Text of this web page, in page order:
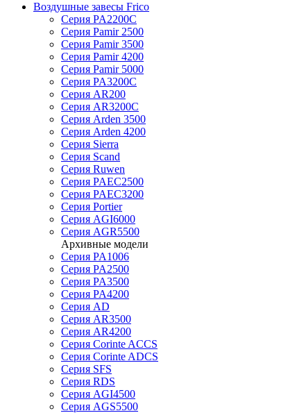
Воздушные завесы Frico
Серия PA2200C
Серия Pamir 2500
Серия Pamir 3500
Серия Pamir 4200
Серия Pamir 5000
Серия PA3200C
Серия AR200
Серия AR3200C
Серия Arden 3500
Серия Arden 4200
Серия Sierra
Серия Scand
Серия Ruwen
Серия PAEC2500
Серия PAEC3200
Серия Portier
Серия AGI6000
Серия AGR5500
Архивные модели
Серия PA1006
Серия PA2500
Серия PA3500
Серия PA4200
Серия AD
Серия AR3500
Серия AR4200
Серия Corinte ACCS
Серия Corinte ADCS
Серия SFS
Серия RDS
Серия AGI4500
Серия AGS5500